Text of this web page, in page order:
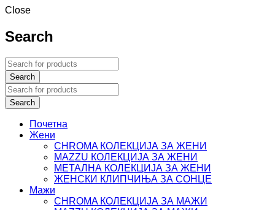
Close
Search
Почетна
Жени
CHROMA КОЛЕКЦИЈА ЗА ЖЕНИ
MAZZU КОЛЕКЦИЈА ЗА ЖЕНИ
МЕТАЛНА КОЛЕКЦИЈА ЗА ЖЕНИ
ЖЕНСКИ КЛИПЧИЊА ЗА СОНЦЕ
Мажи
CHROMA КОЛЕКЦИЈА ЗА МАЖИ